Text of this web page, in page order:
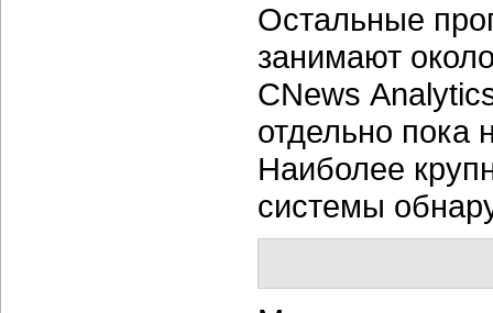
Остальные
занимают
CNews
отдельно пока
Наиболее
системы